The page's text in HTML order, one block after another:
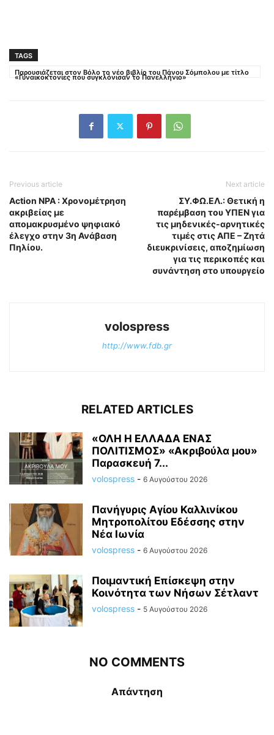
TAGS
Παρουσιάζεται στον Βόλο το νέο βιβλίο του Πάνου Σόμπολου με τίτλο
«Γυναικοκτονίες που συγκλόνισαν το Πανελλήνιο»
Previous article
Action NPA : Χρονομέτρηση
ακριβείας με
απομακρυσμένο ψηφιακό
έλεγχο στην 3η Ανάβαση
Πηλίου.
Next article
ΣΥ.ΦΩ.ΕΛ.: Θετική η
παρέμβαση του ΥΠΕΝ για
τις μηδενικές-αρνητικές
τιμές στις ΑΠΕ – Ζητά
διευκρινίσεις, αποζημίωση
για τις περικοπές και
συνάντηση στο υπουργείο
volospress
http://www.fdb.gr
RELATED ARTICLES
«ΟΛΗ Η ΕΛΛΑΔΑ ΕΝΑΣ
ΠΟΛΙΤΙΣΜΟΣ» «Ακριβούλα μου»
Παρασκευή 7...
volospress - 6 Αυγούστου 2026
Πανήγυρις Αγίου Καλλινίκου
Μητροπολίτου Εδέσσης στην
Νέα Ιωνία
volospress - 6 Αυγούστου 2026
Ποιμαντική Επίσκεψη στην
Κοινότητα των Νήσων Σέτλαντ
volospress - 5 Αυγούστου 2026
NO COMMENTS
Απάντηση